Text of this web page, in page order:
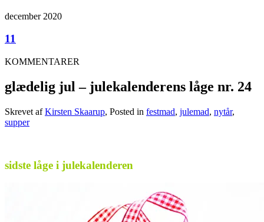
december 2020
11
KOMMENTARER
glædelig jul – julekalenderens låge nr. 24
Skrevet afKirsten Skaarup, Posted in festmad, julemad, nytår,
supper
sidste låge i julekalenderen